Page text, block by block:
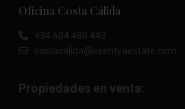
Oficina Costa Cálida
+34 604 480 443
costacalida@esentyaestate.com
Propiedades en venta: